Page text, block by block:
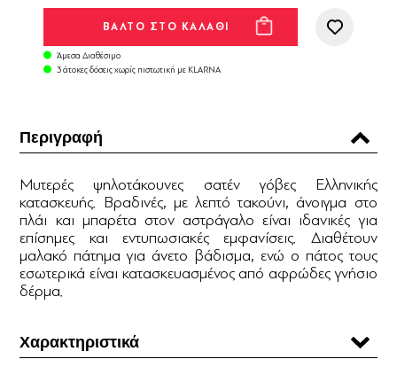
Άμεσα Διαθέσιμο
3 άτοκες δόσεις χωρίς πιστωτική με KLARNA
Περιγραφή
Μυτερές ψηλοτάκουνες σατέν γόβες Ελληνικής
κατασκευής. Βραδινές, με λεπτό τακούνι, άνοιγμα στο
πλάι και μπαρέτα στον αστράγαλο είναι ιδανικές για
επίσημες και εντυπωσιακές εμφανίσεις. Διαθέτουν
μαλακό πάτημα για άνετο βάδισμα, ενώ ο πάτος τους
εσωτερικά είναι κατασκευασμένος από αφρώδες γνήσιο
δέρμα.
Χαρακτηριστικά